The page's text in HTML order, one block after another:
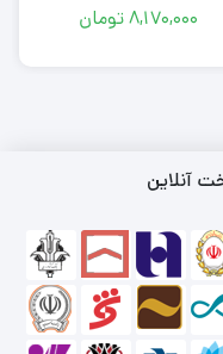
8,170,000تومان
آنلاین